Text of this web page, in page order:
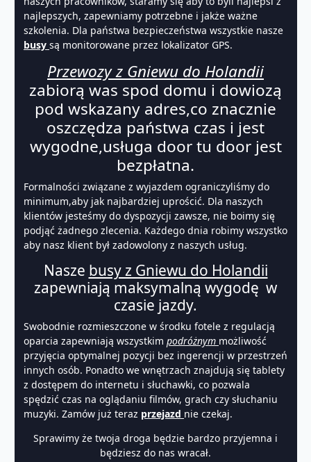
najlepszych, zapewniamy potrzebne i jakże ważne
szkolenia. Dla państwa bezpieczeństwa wszystkie nasze
busy są monitorowane przez lokalizator GPS.
Przewozy z Gniewu do Holandii
zabiorą was spod domu i dowiozą
pod wskazany adres,co znacznie
oszczędza państwa czas i jest
wygodne,usługa door tu door jest
bezpłatna.
Formalności związane z wyjazdem ograniczyliśmy do
minimum,aby jak najbardziej uprościć. Dla naszych
klientów jesteśmy do dyspozycji zawsze, nie boimy się
podjąć żadnego zlecenia. Każdego dnia robimy wszystko
aby nasz klient był zadowolony z naszych usług.
Nasze busy z Gniewu do Holandii
zapewniają maksymalną wygodę w
czasie jazdy.
Swobodnie rozmieszczone w środku fotele z regulacją
oparcia zapewniają wszystkim podróżnym możliwość
przyjęcia optymalnej pozycji bez ingerencji w przestrzeń
innych osób. Ponadto we wnętrzach znajdują się tablety
z dostępem do internetu i słuchawki, co pozwala
spędzić czas na oglądaniu filmów, grach czy słuchaniu
muzyki. Zamów już teraz przejazd nie czekaj.
Sprawimy że twoja droga będzie bardzo przyjemna i
będziesz do nas wracał.